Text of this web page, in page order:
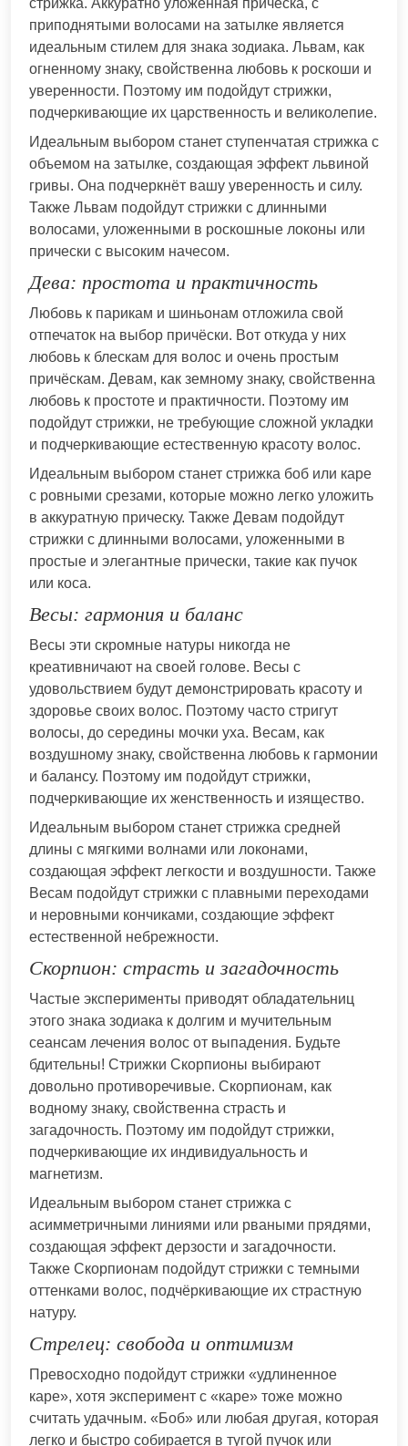
приподнятыми волосами на затылке является
идеальным стилем для знака зодиака. Львам, как
огненному знаку, свойственна любовь к роскоши и
уверенности. Поэтому им подойдут стрижки,
подчеркивающие их царственность и великолепие.
Идеальным выбором станет ступенчатая стрижка с
объемом на затылке, создающая эффект львиной
гривы. Она подчеркнёт вашу уверенность и силу.
Также Львам подойдут стрижки с длинными
волосами, уложенными в роскошные локоны или
прически с высоким начесом.
Дева: простота и практичность
Любовь к парикам и шиньонам отложила свой
отпечаток на выбор причёски. Вот откуда у них
любовь к блескам для волос и очень простым
причёскам. Девам, как земному знаку, свойственна
любовь к простоте и практичности. Поэтому им
подойдут стрижки, не требующие сложной укладки
и подчеркивающие естественную красоту волос.
Идеальным выбором станет стрижка боб или каре
с ровными срезами, которые можно легко уложить
в аккуратную прическу. Также Девам подойдут
стрижки с длинными волосами, уложенными в
простые и элегантные прически, такие как пучок
или коса.
Весы: гармония и баланс
Весы эти скромные натуры никогда не
креативничают на своей голове. Весы с
удовольствием будут демонстрировать красоту и
здоровье своих волос. Поэтому часто стригут
волосы, до середины мочки уха. Весам, как
воздушному знаку, свойственна любовь к гармонии
и балансу. Поэтому им подойдут стрижки,
подчеркивающие их женственность и изящество.
Идеальным выбором станет стрижка средней
длины с мягкими волнами или локонами,
создающая эффект легкости и воздушности. Также
Весам подойдут стрижки с плавными переходами
и неровными кончиками, создающие эффект
естественной небрежности.
Скорпион: страсть и загадочность
Частые эксперименты приводят обладательниц
этого знака зодиака к долгим и мучительным
сеансам лечения волос от выпадения. Будьте
бдительны! Стрижки Скорпионы выбирают
довольно противоречивые. Скорпионам, как
водному знаку, свойственна страсть и
загадочность. Поэтому им подойдут стрижки,
подчеркивающие их индивидуальность и
магнетизм.
Идеальным выбором станет стрижка с
асимметричными линиями или рваными прядями,
создающая эффект дерзости и загадочности.
Также Скорпионам подойдут стрижки с темными
оттенками волос, подчёркивающие их страстную
натуру.
Стрелец: свобода и оптимизм
Превосходно подойдут стрижки «удлиненное
каре», хотя эксперимент с «каре» тоже можно
считать удачным. «Боб» или любая другая, которая
легко и быстро собирается в тугой пучок или